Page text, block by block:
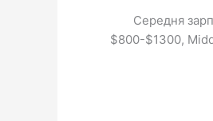
Середня
$800-$1300,